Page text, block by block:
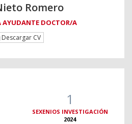
Romero
AYUDANTE DOCTOR/A
Descargar CV
1
SEXENIOS INVESTIGACIÓN
2024